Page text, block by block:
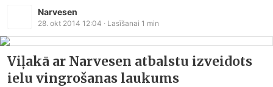
Narvesen
28. okt 2014 12:04 · Lasīšanai 1 min
Viļakā ar Narvesen atbalstu izveidots
ielu vingrošanas laukums